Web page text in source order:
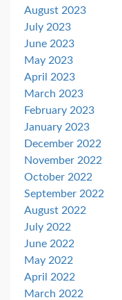
August 2023
July 2023
June 2023
May 2023
April 2023
March 2023
February 2023
January 2023
December 2022
November 2022
October 2022
September 2022
August 2022
July 2022
June 2022
May 2022
April 2022
March 2022